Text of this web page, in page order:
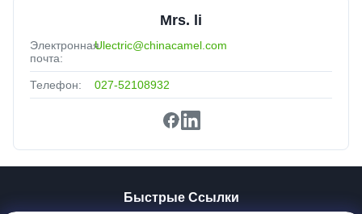
Mrs. li
Электронная
почта:
Ulectric@chinacamel.com
Телефон: 027-52108932
Быстрые Ссылки